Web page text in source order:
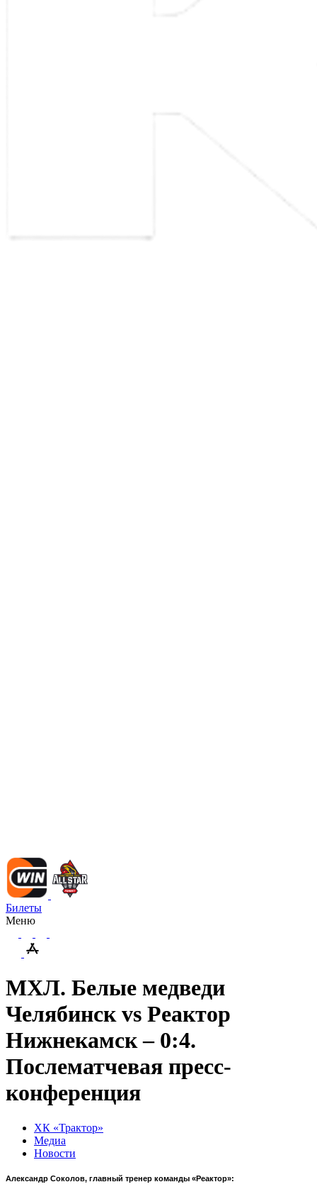
Билеты
Меню
МХЛ. Белые медведи
Челябинск vs Реактор
Нижнекамск – 0:4.
Послематчевая пресс-
конференция
ХК «Трактор»
Медиа
Новости
Александр Соколов, главный тренер команды «Реактор»: